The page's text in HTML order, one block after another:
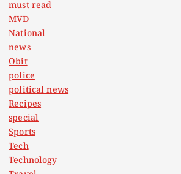
must read
MVD
National
news
Obit
police
political news
Recipes
special
Sports
Tech
Technology